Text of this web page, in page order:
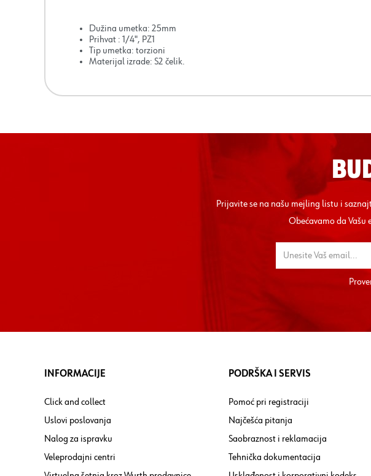
Dužina umetka: 25mm
Prihvat : 1/4", PZ1
Tip umetka: torzioni
Materijal izrade: S2 čelik.
Prijavite se na našu mejling listu i
Obećavamo da Vašu
INFORMACIJE
Click and collect
Uslovi poslovanja
Nalog za ispravku
Veleprodajni centri
PODRŠKA I SERVIS
Pomoć pri registraciji
Najčešća pitanja
Saobraznost i reklamacija
Tehnička dokumentacija